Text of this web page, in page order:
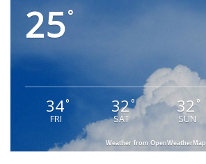
25°
34°
FRI
32°
SAT
32 °
SUN
Weather from OpenWeatherMap